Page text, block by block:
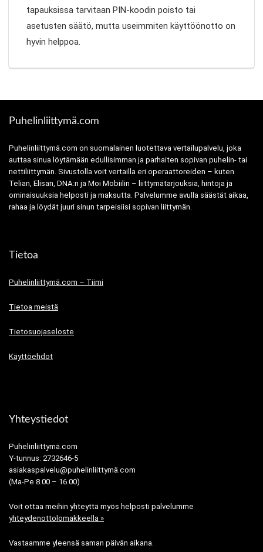
tapauksissa tarvitaan PIN-koodin poisto tai
asetusten säätö, mutta useimmiten käyttöönotto on
hyvin helppoa.
Puhelinliittymä.com
Puhelinliittymä.com on suomalainen luotettava vertailupalvelu, joka
auttaa sinua löytämään edullisimman ja parhaiten sopivan puhelin- tai
nettiliittymän. Sivustolla voit vertailla eri operaattoreiden – kuten
Telian, Elisan, DNA:n ja Moi Mobiilin – liittymätarjouksia, hintoja ja
ominaisuuksia helposti ja maksutta. Palvelumme avulla säästät aikaa,
rahaa ja löydät juuri sinun tarpeisiisi sopivan liittymän.
Tietoa
Puhelinliittymä.com – Tiimi
Tietoa meistä
Tietosuojaseloste
Käyttöehdot
Yhteystiedot
Puhelinliittymä.com
Y-tunnus: 2732646-5
asiakaspalvelu@puhelinliittymä.com
(Ma-Pe 8.00 – 16.00)
Voit ottaa meihin yhteyttä myös helposti palvelumme
yhteydenottolomakkeella »
Vastaamme yleensä saman päivän aikana.